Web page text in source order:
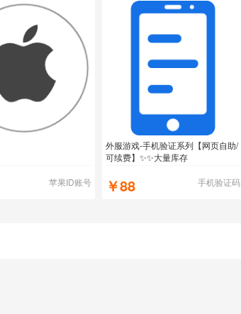
苹果ID账号
外服游戏-手机验证系列【网页自助/
可续费】✨✨大量库存
￥88 手机验证码